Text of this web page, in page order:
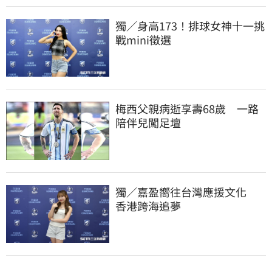
獨／身高173！排球女神十一挑
戰mini徵選
梅西父親病逝享壽68歲　一路
陪伴兒闖足壇
獨／嘉盈嚮往台灣應援文化
香港跨海追夢